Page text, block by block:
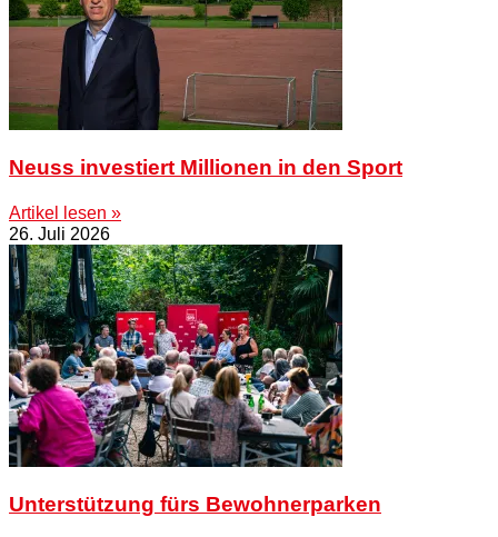
Neuss investiert Millionen in den Sport
Artikel lesen »
26. Juli 2026
Unterstützung fürs Bewohnerparken